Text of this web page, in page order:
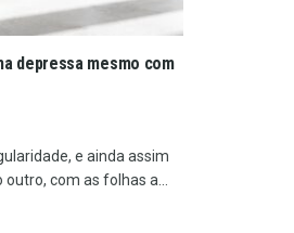
depressa mesmo com
e ainda assim
com as folhas a...